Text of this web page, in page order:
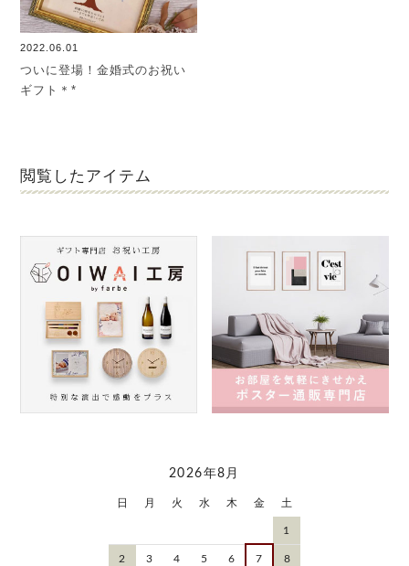
2022.06.01
ついに登場！金婚式のお祝い
ギフト＊*
閲覧したアイテム
2026年8月
日 月 火 水 木 金 土
1
2 3 4 5 6 7 8